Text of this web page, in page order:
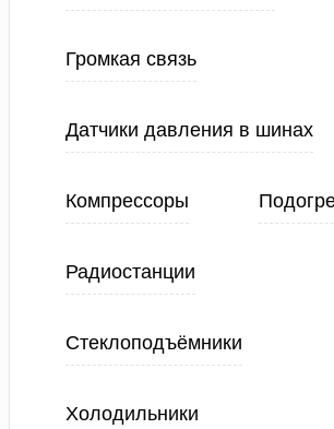
Громкая связь
Датчики давления в шинах
Компрессоры
Радиостанции
Стеклоподъёмники
Холодильники